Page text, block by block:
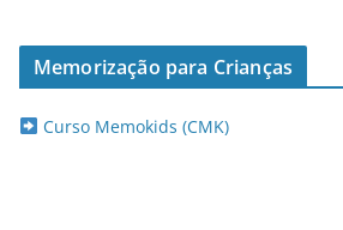
Memorização para Crianças
Curso Memokids (CMK)